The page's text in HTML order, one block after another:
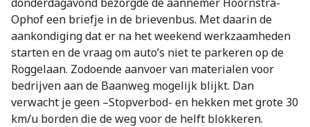
Ophof een briefje in de brievenbus. Met daarin de
aankondiging dat er na het weekend werkzaamheden
starten en de vraag om auto’s niet te parkeren op de
Roggelaan. Zodoende aanvoer van materialen voor
bedrijven aan de Baanweg mogelijk blijkt. Dan
verwacht je geen –Stopverbod- en hekken met grote 30
km/u borden die de weg voor de helft blokkeren.